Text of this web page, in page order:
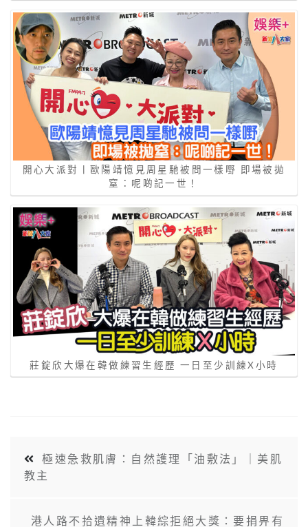
開心大派對丨歐陽靖憶見周星馳被問一樣嘢 即場被拋
窒：呢啲記一世！
莊錠欣大爆在韓做練習生經歷 一日至少訓練X小時
極速急救肌膚：自然護理「油敷法」｜美肌
教主
港人路不拾遺精神上韓綜拒絕大獎：要捐畀有